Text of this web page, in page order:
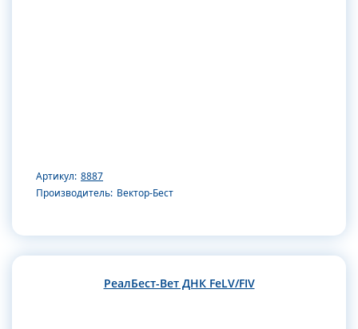
Артикул: 8887
Производитель: Вектор-Бест
РеалБест-Вет ДНК FeLV/FIV